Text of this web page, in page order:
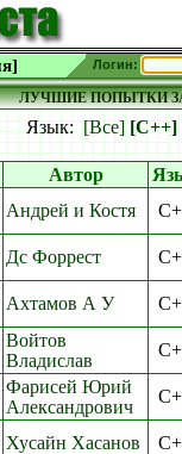
Логин:
ЛУЧШИЕ ПОПЫТКИ
Язык:[Все] [C++]
Автор
Андрей и Костя
Дс Форрест
Ахтамов А У
Войтов
Владислав
Фарисей Юрий
Александрович
Хусайн Хасанов